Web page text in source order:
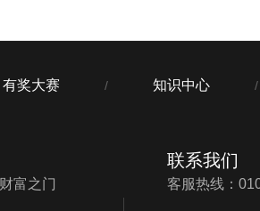
有奖大赛 / 知识中心 /
富之门
联系我们
客服热线：